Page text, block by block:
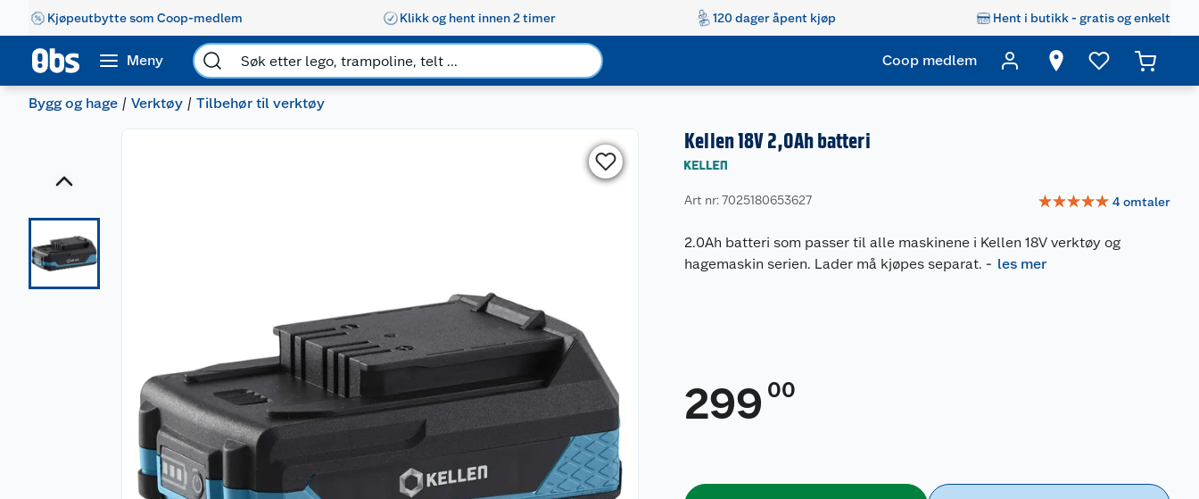
Kjøpeutbytte som Coop-medlem Klikk og hent innen 2 timer 120 dager åpent kjøp Hent i butikk - gratis og enkelt
Meny Coop medlem
Bygg og hage Verktøy Tilbehør til verktøy
Kellen 18V 2,0Ah batteri
Art nr: 7025180653627 ☆☆☆☆☆ 4omtaler
2.0Ah batteri som passer til alle maskinene i Kellen 18V verktøy og
hagemaskin serien. Lader må kjøpes separat. - les mer
299 00